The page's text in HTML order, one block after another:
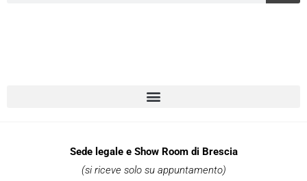
Sede legale e Show Room di Brescia
(si riceve solo su appuntamento)